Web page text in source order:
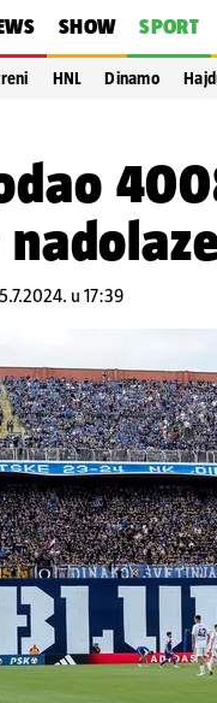
SHOW SPORT
HNL Dinamo
u 17:39